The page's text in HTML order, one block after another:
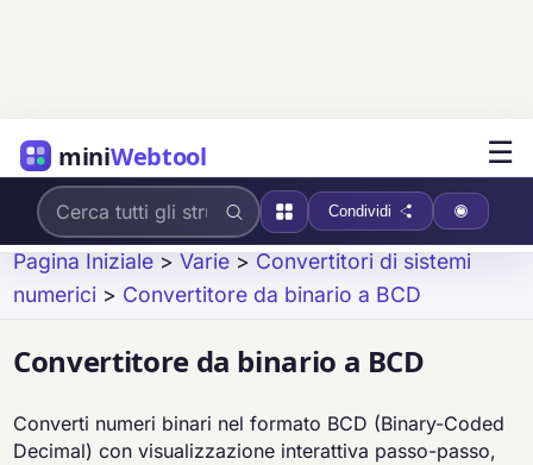
miniWebtool ☰
Condividi
Pagina Iniziale >Varie > Convertitori di sistemi
numerici > Convertitore da binario a BCD
Convertitore da binario a BCD
Converti numeri binari nel formato BCD (Binary-Coded
Decimal) con visualizzazione interattiva passo-passo,